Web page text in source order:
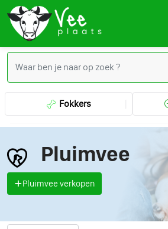
Fokkers
Pluimvee
Pluimvee verkopen